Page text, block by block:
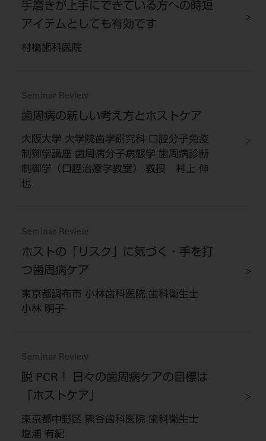
手磨きが上手にできている方への時短
アイテムとしても有効です
村橋歯科医院
Seminar Review
歯周病の新しい考え方とホストケア
大阪大学 大学院歯学研究科 口腔分子免疫
制御学講座 歯周病分子病態学 歯周病診断
制御学（口腔治療学教室） 教授 村上 伸
也
Seminar Review
ホストの「リスク」に気づく・手を打
つ歯周病ケア
東京都調布市 小林歯科医院 歯科衛生士
小林 明子
Seminar Review
脱 PCR！ 日々の歯周病ケアの目標は
「ホストケア」
東京都中野区 熊谷歯科医院 歯科衛生士
塩浦 有紀